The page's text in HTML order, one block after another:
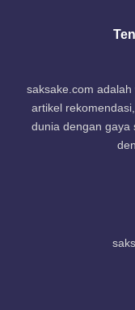
saksake.com
artikel
dunia dengan gaya